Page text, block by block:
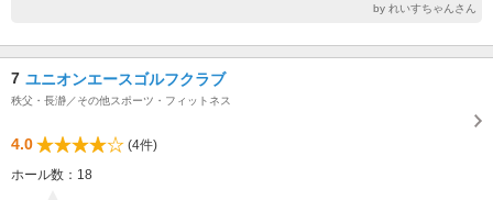
by れいすちゃんさん
7 ユニオンエースゴルフクラブ
秩父・長瀞／その他スポーツ・フィットネス
4.0
(4件)
ホール数：18